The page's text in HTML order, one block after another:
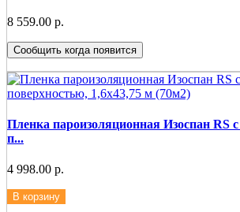
8 559.00 р.
Сообщить когда появится
Пленка пароизоляционная Изоспан RS
п...
4 998.00 р.
В корзину